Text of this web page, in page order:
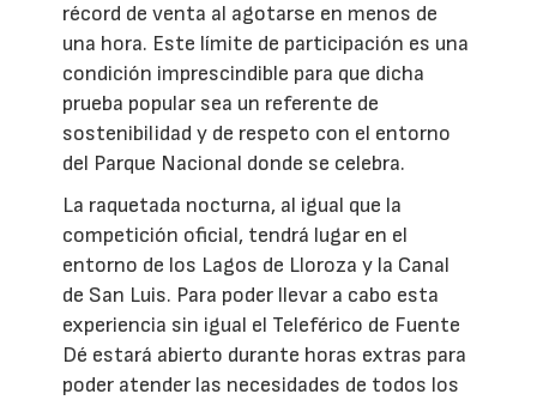
récord de venta al agotarse en menos de
una hora. Este límite de participación es una
condición imprescindible para que dicha
prueba popular sea un referente de
sostenibilidad y de respeto con el entorno
del Parque Nacional donde se celebra.
La raquetada nocturna, al igual que la
competición oficial, tendrá lugar en el
entorno de los Lagos de Lloroza y la Canal
de San Luis. Para poder llevar a cabo esta
experiencia sin igual el Teleférico de Fuente
Dé estará abierto durante horas extras para
poder atender las necesidades de todos los